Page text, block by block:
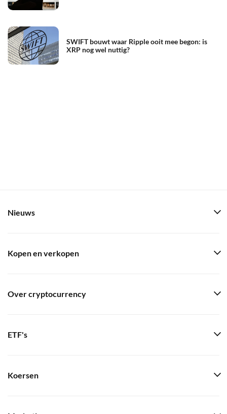
SWIFT bouwt waar Ripple ooit mee begon: is
XRP nog wel nuttig?
Nieuws
Kopen en verkopen
Over cryptocurrency
ETF's
Koersen